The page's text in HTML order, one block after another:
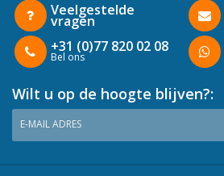
Veelgestelde
vragen
+31 (0)77 820 02 08
Bel ons
Wilt u op de hoogte blijven?:
E-MAIL ADRES